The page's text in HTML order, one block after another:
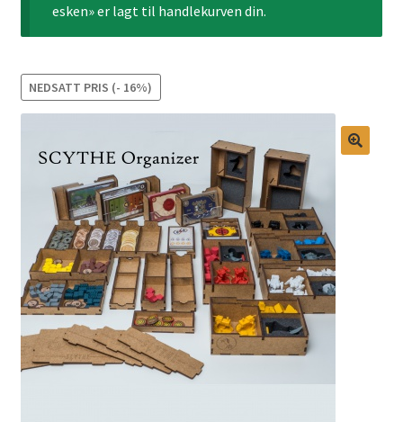
esken» er lagt til handlekurven din.
NEDSATT PRIS (- 16%)